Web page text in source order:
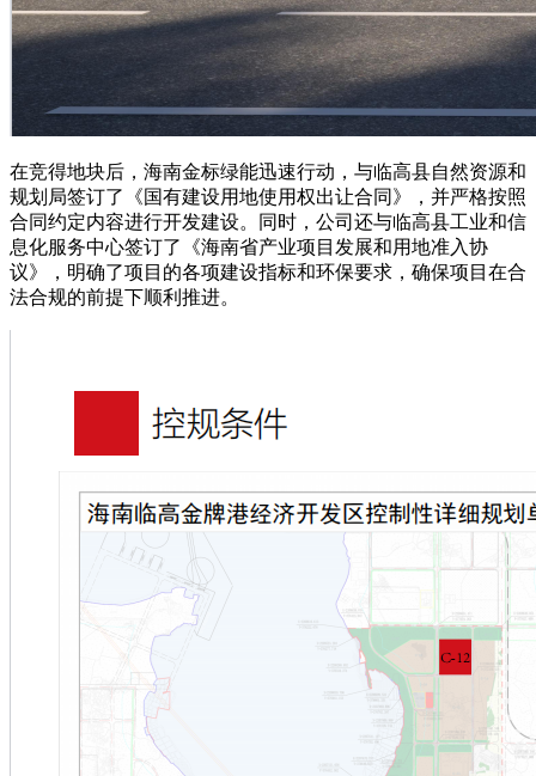
在竞得地块后，海南金标绿能迅速行动，与临高县自然资源和
规划局签订了《国有建设用地使用权出让合同》，并严格按照
合同约定内容进行开发建设。同时，公司还与临高县工业和信
息化服务中心签订了《海南省产业项目发展和用地准入协
议》，明确了项目的各项建设指标和环保要求，确保项目在合
法合规的前提下顺利推进。